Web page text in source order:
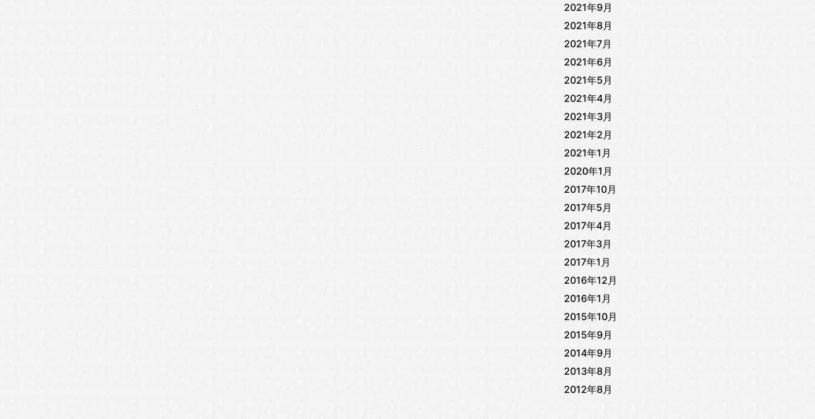
2021年9月
2021年8月
2021年7月
2021年6月
2021年5月
2021年4月
2021年3月
2021年2月
2021年1月
2020年1月
2017年10月
2017年5月
2017年4月
2017年3月
2017年1月
2016年12月
2016年1月
2015年10月
2015年9月
2014年9月
2013年8月
2012年8月